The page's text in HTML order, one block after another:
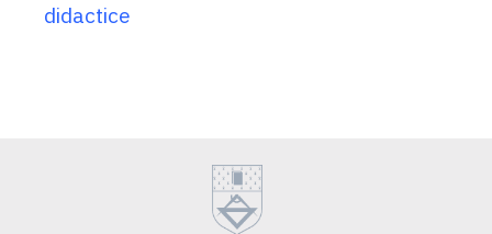
didactice